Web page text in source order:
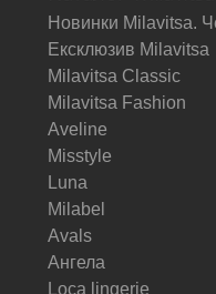
Новинки Milavitsa.
Ексклюзив Milavitsa
Milavitsa Classic
Milavitsa Fashion
Aveline
Misstyle
Luna
Milabel
Avals
Ангела
Loca lingerie